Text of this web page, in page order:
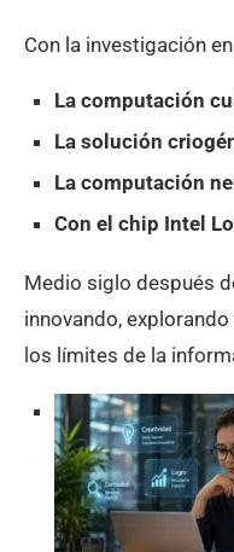
Con la investigación
La computación
La solución
La computación
Con el chip Intel
Medio siglo después
innovando,
los límites de la